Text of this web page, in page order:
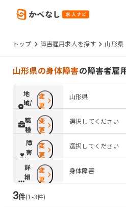
トップ 障害雇用求人を探す 山形県
山形県の身体障害の障害者雇
地
域/
路
線
変
更
山形県
職
種
変
更
選択してください
障
害
配
慮
変
更
選択してください
詳
細
条
件
変
更
身体障害
3件(1 -3件)